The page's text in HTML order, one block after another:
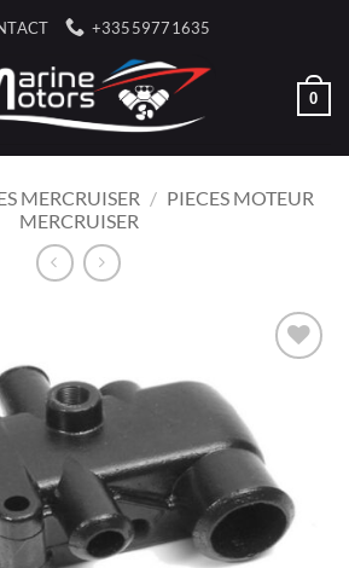
+33559771635
0
MERCRUISER / PIECES MOTEUR
MERCRUISER
À LA
LISTE
D’ENVIES